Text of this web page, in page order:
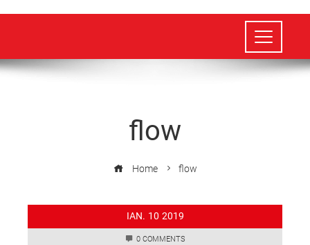
flow
Home flow
IAN. 10 2019
0 COMMENTS